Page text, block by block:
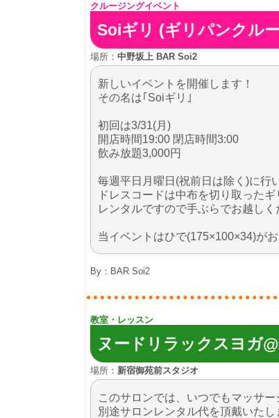
クルージングイベント
Soiギリ (ギリパンクル
場所： 中野坂上 BAR Soi2
新しいイベントを開催します！
その名は｢Soiギリ｣
初回は3/31(月)
開店時間19:00 閉店時間3:00
飲み放題3,000円
毎週平日月曜日(祝前日は除く)に行
ドレスコードは中布を切り取ったギ
レンタルですので手ぶらでお越しく
当イベントはひで(175×100×34)がお
By： BAR Soi2
教室・レッスン
ヌードリラックスヨガ
場所： 新宿御苑前スタジオ
このサロンでは、いつでもマッサ
別途サロンレンタル代を頂戴いた